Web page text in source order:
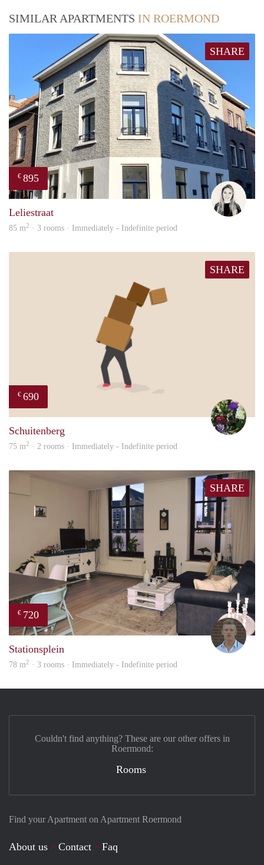
SIMILAR APARTMENTS IN ROERMOND
SHARE
€ 895
Fleur
Leliestraat
85 m2 · 3 rooms · Immediately - Indefinite period
SHARE
€ 690
Schuitenberg
75 m2 · 2 rooms · Immediately - Indefinite period
SHARE
€ 720
Tom
Stationsplein
78 m2 · 3 rooms · Immediately - Indefinite period
Find your Apartment on Apartment Roermond
About us Contact
Faq
Couldn't find anything? These are our other offers in
Roermond:
Rooms